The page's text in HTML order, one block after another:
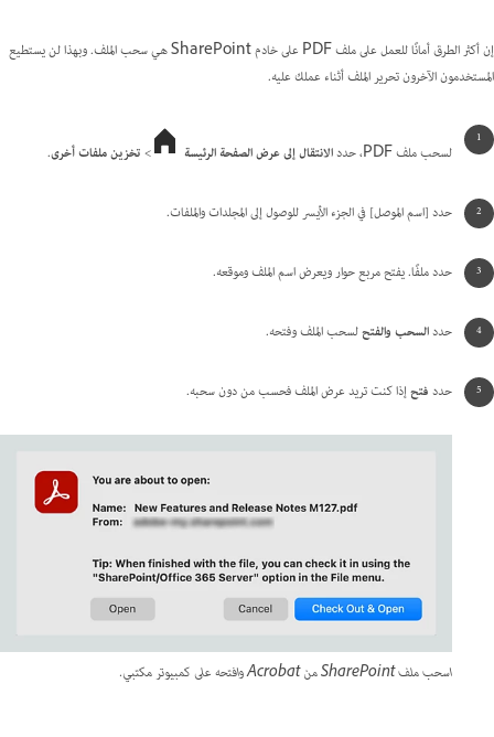
إن أكثر الطرق أمانًا للعمل على ملف PDF على خادم SharePoint هي سحب الملف. وبهذا لن يستطيع
المستخدمون الآخرون تحرير الملف أثناء عملك عليه.
لسحب ملف PDF، حدد الانتقال إلى عرض الصفحة الرئيسة >تخزين ملفات أخرى.
حدد [اسم الموصل] في الجزء الأيسر للوصول إلى المجلدات والملفات.
حدد ملفًا. يفتح مربع حوار ويعرض اسم الملف وموقعه.
حددالسحب والفتحلسحب الملف وفتحه.
حددفتحإذا كنت تريد عرض الملف فحسب من دون سحبه.
اسحب ملف SharePoint من Acrobat وافتحه على كمبيوتر مكتبي.